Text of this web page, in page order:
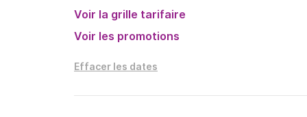
Voir la grille tarifaire
Voir les promotions
Effacer les dates